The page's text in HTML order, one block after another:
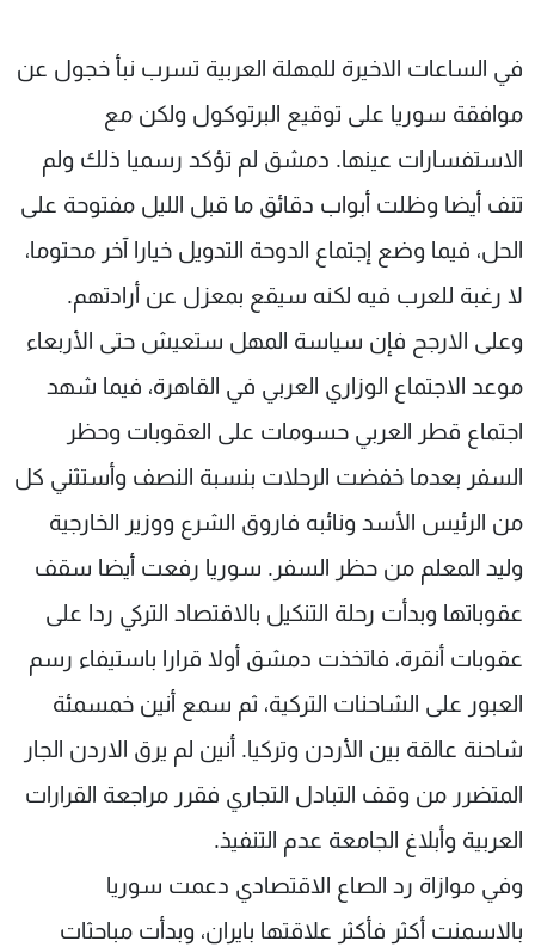
في الساعات الاخيرة للمهلة العربية تسرب نبأ خجول عن
موافقة سوريا على توقيع البرتوكول ولكن مع
الاستفسارات عينها. دمشق لم تؤكد رسميا ذلك ولم
تنف أيضا وظلت أبواب دقائق ما قبل الليل مفتوحة على
الحل، فيما وضع إجتماع الدوحة التدويل خيارا آخر محتوما،
لا رغبة للعرب فيه لكنه سيقع بمعزل عن أرادتهم.
وعلى الارجح فإن سياسة المهل ستعيش حتى الأربعاء
موعد الاجتماع الوزاري العربي في القاهرة، فيما شهد
اجتماع قطر العربي حسومات على العقوبات وحظر
السفر بعدما خفضت الرحلات بنسبة النصف وأستثني كل
من الرئيس الأسد ونائبه فاروق الشرع ووزير الخارجية
وليد المعلم من حظر السفر. سوريا رفعت أيضا سقف
عقوباتها وبدأت رحلة التنكيل بالاقتصاد التركي ردا على
عقوبات أنقرة، فاتخذت دمشق أولا قرارا باستيفاء رسم
العبور على الشاحنات التركية، ثم سمع أنين خمسمئة
شاحنة عالقة بين الأردن وتركيا. أنين لم يرق الاردن الجار
المتضرر من وقف التبادل التجاري فقرر مراجعة القرارات
العربية وأبلاغ الجامعة عدم التنفيذ.
وفي موازاة رد الصاع الاقتصادي دعمت سوريا
بالاسمنت أكثر فأكثر علاقتها بايران، وبدأت مباحثات